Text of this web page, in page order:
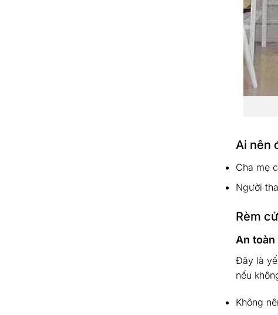
Ai nên
Cha mẹ
Người
Rèm
An toàn
Đây là
nếu
Không